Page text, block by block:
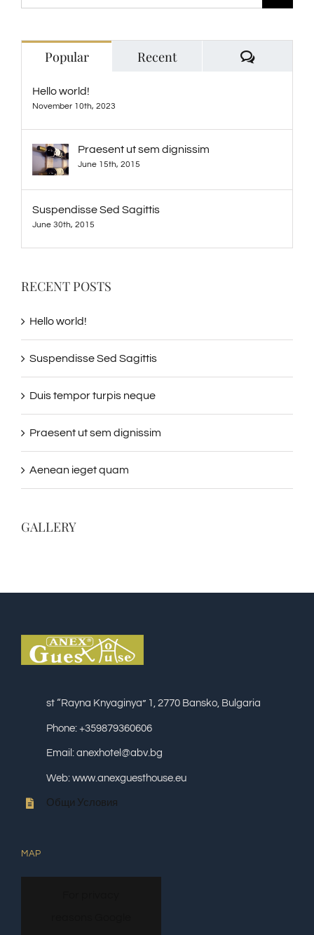
for:
Popular Recent
Hello world!
November 10th, 2023
Praesent ut sem dignissim
June 15th, 2015
Suspendisse Sed Sagittis
June 30th, 2015
RECENT POSTS
Hello world!
Suspendisse Sed Sagittis
Duis tempor turpis neque
Praesent ut sem dignissim
Aenean ieget quam
GALLERY
st “Rayna Knyaginya” 1, 2770 Bansko, Bulgaria
Phone: +359879360606
Email: anexhotel@abv.bg
Web: www.anexguesthouse.eu
Общи Условия
MAP